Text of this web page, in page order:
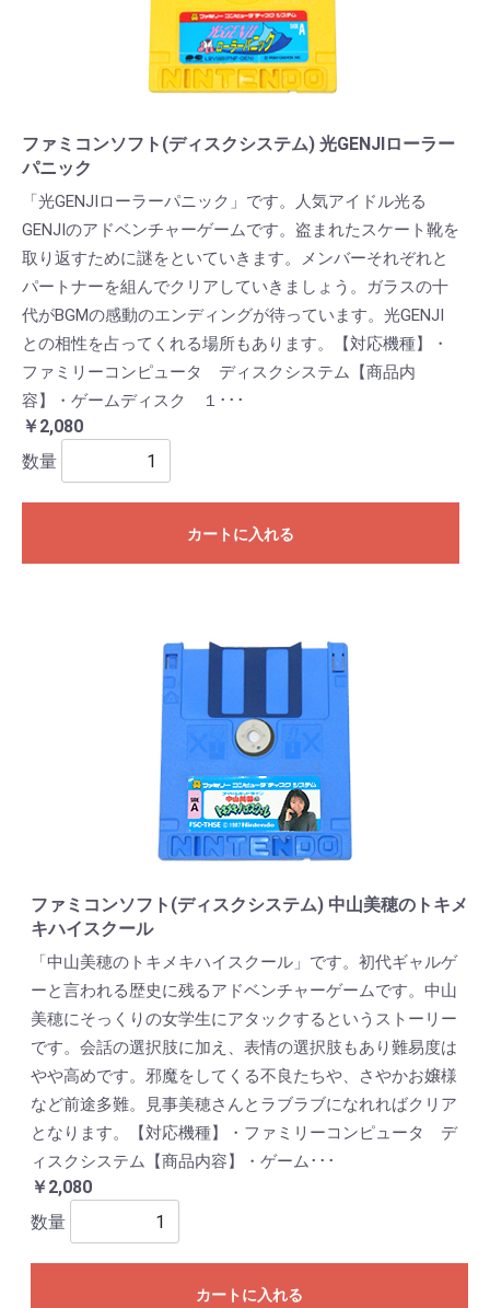
ファミコンソフト(ディスクシステム) 光GENJIローラー
パニック
「光GENJIローラーパニック」です。人気アイドル光る
GENJIのアドベンチャーゲームです。盗まれたスケート靴を
取り返すために謎をといていきます。メンバーそれぞれと
パートナーを組んでクリアしていきましょう。ガラスの十
代がBGMの感動のエンディングが待っています。光GENJI
との相性を占ってくれる場所もあります。【対応機種】・
ファミリーコンピュータ ディスクシステム【商品内
容】・ゲームディスク １･･･
￥2,080
数量
カートに入れる
ファミコンソフト(ディスクシステム) 中山美穂のトキメ
キハイスクール
「中山美穂のトキメキハイスクール」です。初代ギャルゲ
ーと言われる歴史に残るアドベンチャーゲームです。中山
美穂にそっくりの女学生にアタックするというストーリー
です。会話の選択肢に加え、表情の選択肢もあり難易度は
やや高めです。邪魔をしてくる不良たちや、さやかお嬢様
など前途多難。見事美穂さんとラブラブになれればクリア
となります。【対応機種】・ファミリーコンピュータ デ
ィスクシステム【商品内容】・ゲーム･･･
￥2,080
数量
カートに入れる